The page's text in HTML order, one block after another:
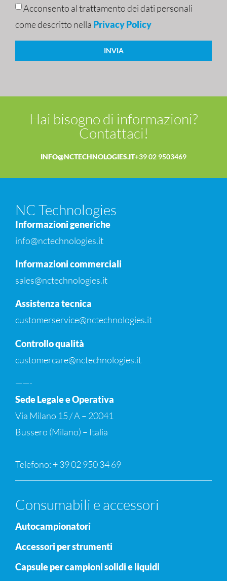
Acconsento al trattamento dei dati personali
come descritto nella Privacy Policy
INVIA
Hai bisogno di informazioni?
Contattaci!
INFO@NCTECHNOLOGIES.IT+39 02 9503469
NC Technologies
Informazioni generiche
info@nctechnologies.it
Informazioni commerciali
sales@nctechnologies.it
Assistenza tecnica
customerservice@nctechnologies.it
Controllo qualità
customercare@nctechnologies.it
——-
Sede Legale e Operativa
Via Milano 15 / A – 20041
Bussero (Milano) – Italia
Telefono: + 39 02 950 34 69
Consumabili e accessori
Autocampionatori
Accessori per strumenti
Capsule per campioni solidi e liquidi